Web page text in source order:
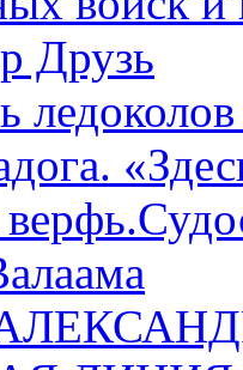
Друзь